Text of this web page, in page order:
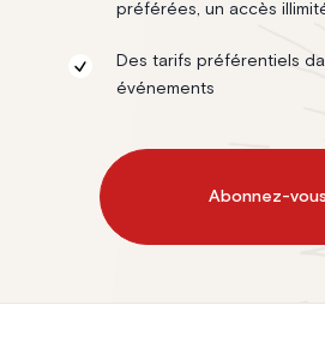
préférées, un accès
Des tarifs préférentiels
événements
Abonnez-vous